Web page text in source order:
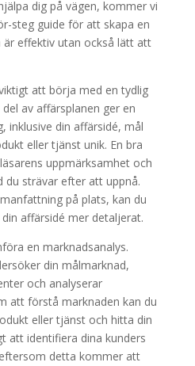
dig på vägen, kommer vi
steg guide för att skapa en
effektiv utan också lätt att
att börja med en tydlig
av affärsplanen ger en
inklusive din affärsidé, mål
eller tjänst unik. En bra
uppmärksamhet och
du strävar efter att uppnå.
på plats, kan du
affärsidé mer detaljerat.
en marknadsanalys.
din målmarknad,
och analyserar
att förstå marknaden kan du
eller tjänst och hitta din
att identifiera dina kunders
detta kommer att